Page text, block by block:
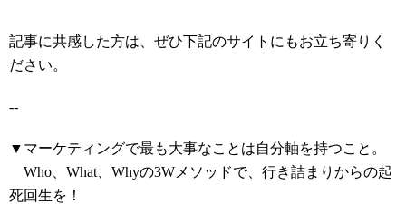
記事に共感した方は、ぜひ下記のサイトにもお立ち寄りく
ださい。
--
▼マーケティングで最も大事なことは自分軸を持つこと。
Who、What、Whyの3Wメソッドで、行き詰まりからの起
死回生を！